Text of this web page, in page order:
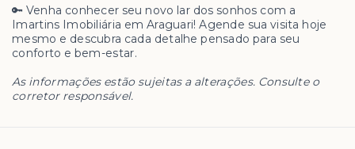
🔑 Venha conhecer seu novo lar dos sonhos com a
Imartins Imobiliária em Araguari! Agende sua visita hoje
mesmo e descubra cada detalhe pensado para seu
conforto e bem-estar.
As informações estão sujeitas a alterações. Consulte o
corretor responsável.